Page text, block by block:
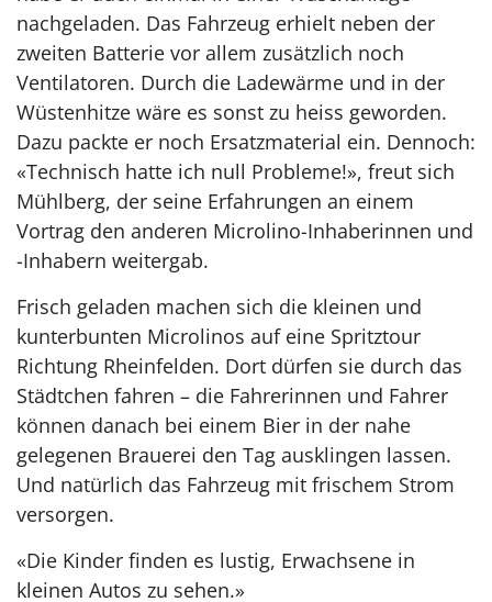
nachgeladen. Das Fahrzeug erhielt neben der
zweiten Batterie vor allem zusätzlich noch
Ventilatoren. Durch die Ladewärme und in der
Wüstenhitze wäre es sonst zu heiss geworden.
Dazu packte er noch Ersatzmaterial ein. Dennoch:
«Technisch hatte ich null Probleme!», freut sich
Mühlberg, der seine Erfahrungen an einem
Vortrag den anderen Microlino-Inhaberinnen und
-Inhabern weitergab.
Frisch geladen machen sich die kleinen und
kunterbunten Microlinos auf eine Spritztour
Richtung Rheinfelden. Dort dürfen sie durch das
Städtchen fahren – die Fahrerinnen und Fahrer
können danach bei einem Bier in der nahe
gelegenen Brauerei den Tag ausklingen lassen.
Und natürlich das Fahrzeug mit frischem Strom
versorgen.
«Die Kinder finden es lustig, Erwachsene in
kleinen Autos zu sehen.»